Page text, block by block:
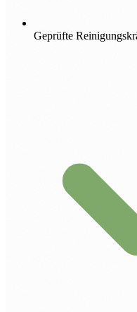
Geprüfte